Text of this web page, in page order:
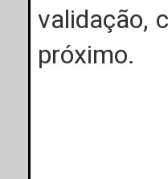
validação,
próximo.